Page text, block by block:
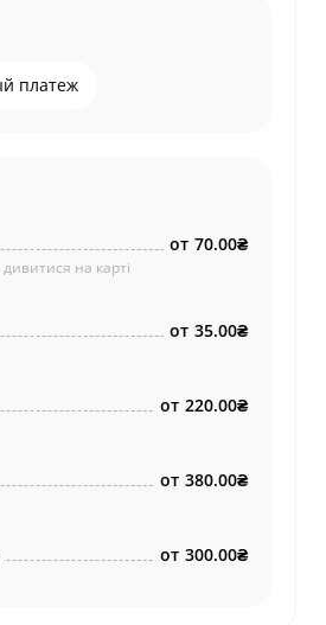
платеж
на карті
от 70.00₴
от 35.00₴
от 220.00₴
от 380.00₴
от 300.00₴